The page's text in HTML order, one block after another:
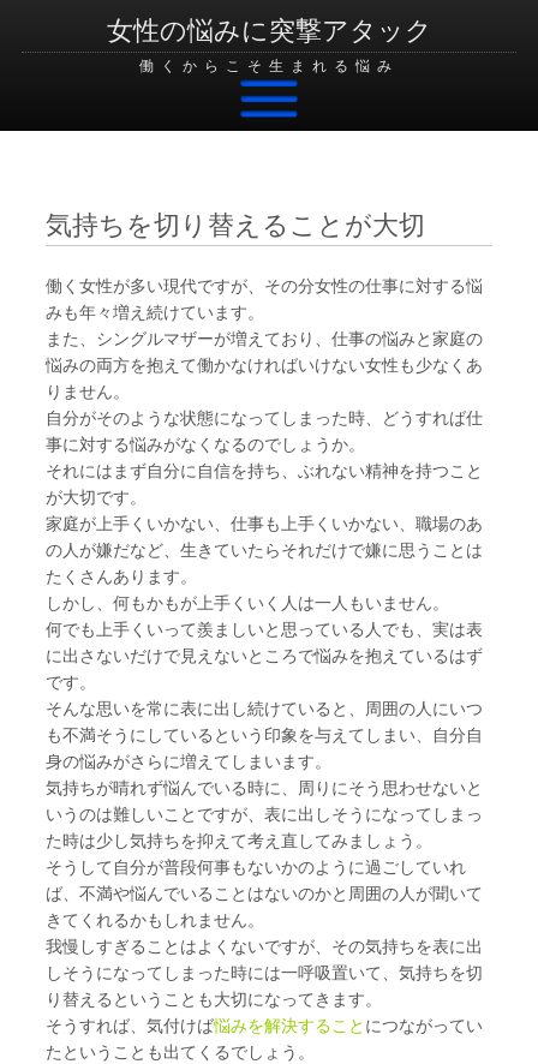
女性の悩みに突撃アタック
働くからこそ生まれる悩み
気持ちを切り替えることが大切
働く女性が多い現代ですが、その分女性の仕事に対する悩
みも年々増え続けています。
また、シングルマザーが増えており、仕事の悩みと家庭の
悩みの両方を抱えて働かなければいけない女性も少なくあ
りません。
自分がそのような状態になってしまった時、どうすれば仕
事に対する悩みがなくなるのでしょうか。
それにはまず自分に自信を持ち、ぶれない精神を持つこと
が大切です。
家庭が上手くいかない、仕事も上手くいかない、職場のあ
の人が嫌だなど、生きていたらそれだけで嫌に思うことは
たくさんあります。
しかし、何もかもが上手くいく人は一人もいません。
何でも上手くいって羨ましいと思っている人でも、実は表
に出さないだけで見えないところで悩みを抱えているはず
です。
そんな思いを常に表に出し続けていると、周囲の人にいつ
も不満そうにしているという印象を与えてしまい、自分自
身の悩みがさらに増えてしまいます。
気持ちが晴れず悩んでいる時に、周りにそう思わせないと
いうのは難しいことですが、表に出しそうになってしまっ
た時は少し気持ちを抑えて考え直してみましょう。
そうして自分が普段何事もないかのように過ごしていれ
ば、不満や悩んでいることはないのかと周囲の人が聞いて
きてくれるかもしれません。
我慢しすぎることはよくないですが、その気持ちを表に出
しそうになってしまった時には一呼吸置いて、気持ちを切
り替えるということも大切になってきます。
そうすれば、気付けば悩みを解決すること につながってい
たということも出てくるでしょう。